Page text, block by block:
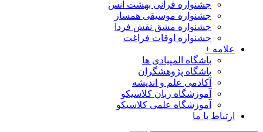
جشنواره قرآنی بهشت انس
جشنواره موسیقی همساز
جشنواره مشق نقش فردا
جشنواره اوقات فراغت
علامه +
باشگاه المپیادی ها
باشگاه پژوهشگران
آکادمی علم و اندیشه
آموزشگاه زبان کلاسیکو
آموزشگاه علمی کلاسیکو
ارتباط با ما